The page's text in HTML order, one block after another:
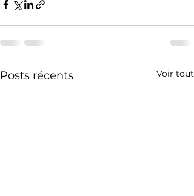
Posts récents Voir tout